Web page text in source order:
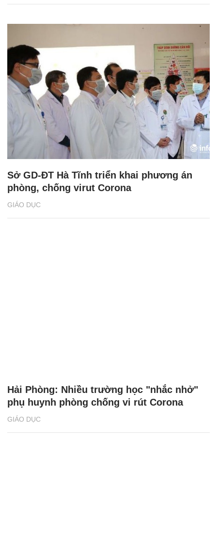
GIÁO DỤC
Sở GD-ĐT Hà Tĩnh triển khai phương án
phòng, chống virut Corona
GIÁO DỤC
Hải Phòng: Nhiều trường học "nhắc nhở"
phụ huynh phòng chống vi rút Corona